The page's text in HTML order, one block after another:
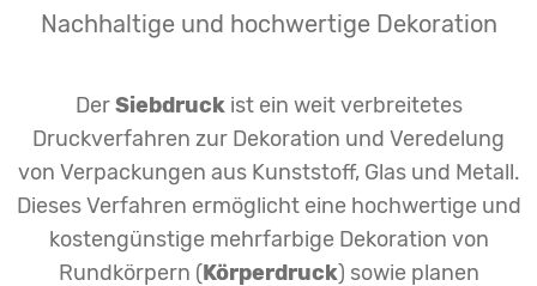
Nachhaltige und hochwertige Dekoration
DerSiebdruckist ein weit verbreitetes
Druckverfahren zur Dekoration und Veredelung
von Verpackungen aus Kunststoff, Glas und Metall.
Dieses Verfahren ermöglicht eine hochwertige und
kostengünstige mehrfarbige Dekoration von
Rundkörpern (Körperdruck) sowie planen